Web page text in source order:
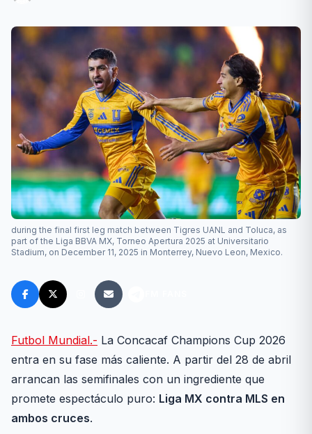
during the final first leg match between Tigres UANL and Toluca, as
part of the Liga BBVA MX, Torneo Apertura 2025 at Universitario
Stadium, on December 11, 2025 in Monterrey, Nuevo Leon, Mexico.
Futbol Mundial.- La Concacaf Champions Cup 2026
entra en su fase más caliente. A partir del 28 de abril
arrancan las semifinales con un ingrediente que
promete espectáculo puro: Liga MX contra MLS en
ambos cruces.